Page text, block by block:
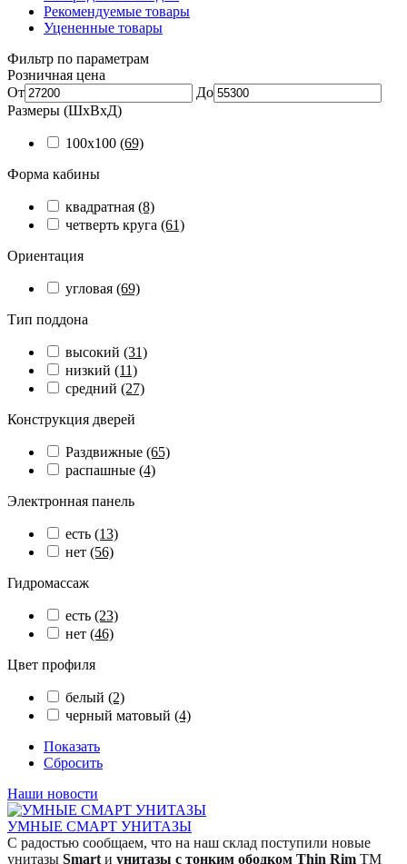
Рекомендуемые товары
Уцененные товары
Фильтр по параметрам
Розничная цена
От
До
Размеры (ШхВхД)
100x100 (69)
Форма кабины
квадратная (8)
четверть круга (61)
Ориентация
угловая (69)
Тип поддона
высокий (31)
низкий (11)
средний (27)
Конструкция дверей
Раздвижные (65)
распашные (4)
Электронная панель
есть (13)
нет (56)
Гидромассаж
есть (23)
нет (46)
Цвет профиля
белый (2)
черный матовый (4)
Показать
Сбросить
Наши новости
УМНЫЕ СМАРТ УНИТАЗЫ
С радостью сообщаем, что на наш склад поступили новые
унитазы Smart и унитазы с тонким ободком Thin Rim TM